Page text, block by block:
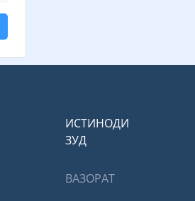
ИСТИНОДИ
ЗУД
ВАЗОРАТ